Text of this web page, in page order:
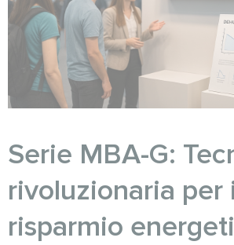
Serie MBA-G:
rivoluzionaria per
risparmio